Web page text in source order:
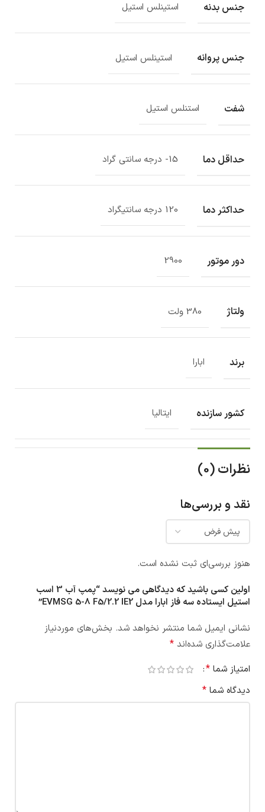
جنس بدنه استینلس استیل
جنس پروانه استینلس استیل
شفت استنلس استیل
حداقل دما 15- درجه سانتی گراد
حداکثر دما 120 درجه سانتیگراد
دور موتور 2900
ولتاژ 380 ولت
برند ابارا
کشور سازنده ایتالیا
نظرات (0)
نقد و بررسی‌ها
هنوز بررسی‌ای ثبت نشده است.
اولین کسی باشید که دیدگاهی می نویسد “پمپ آب 3 اسب
استيل ایستاده سه فاز ابارا مدل EVMSG 5-8 F5/2.2 IE2”
نشانی ایمیل شما منتشر نخواهد شد. بخش‌های موردنیاز
علامت‌گذاری شده‌اند *
امتیاز شما *
دیدگاه شما *